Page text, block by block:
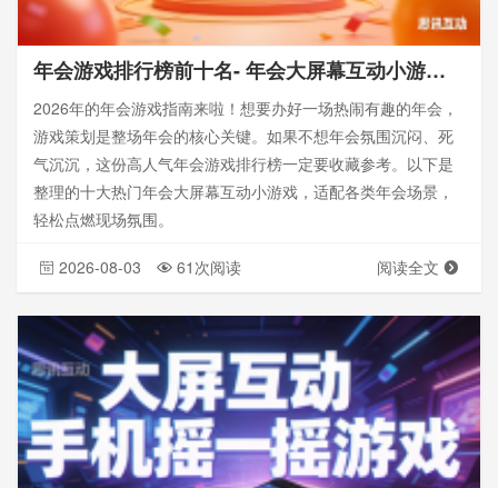
年会游戏排行榜前十名- 年会大屏幕互动小游戏-思讯互动
2026年的年会游戏指南来啦！想要办好一场热闹有趣的年会，
游戏策划是整场年会的核心关键。如果不想年会氛围沉闷、死
气沉沉，这份高人气年会游戏排行榜一定要收藏参考。以下是
整理的十大热门年会大屏幕互动小游戏，适配各类年会场景，
轻松点燃现场氛围。
2026-08-03 61次阅读 阅读全文